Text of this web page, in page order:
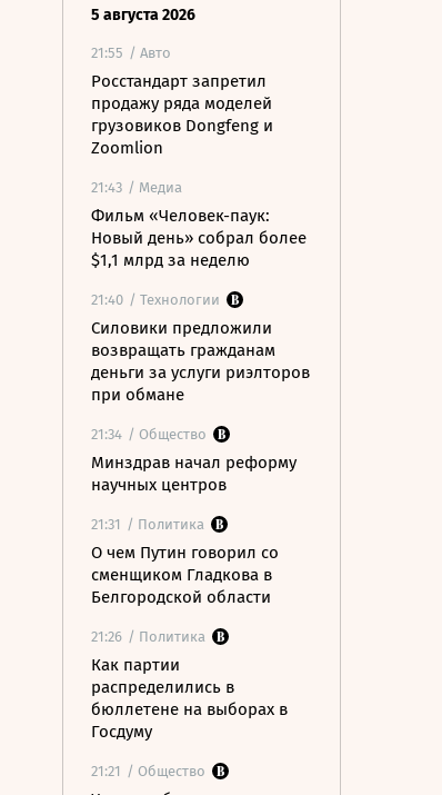
5 августа 2026
21:55 / Авто
Росстандарт запретил
продажу ряда моделей
грузовиков Dongfeng и
Zoomlion
21:43 / Медиа
Фильм «Человек-паук:
Новый день» собрал более
$1,1 млрд за неделю
21:40 / Технологии
Силовики предложили
возвращать гражданам
деньги за услуги риэлторов
при обмане
21:34 / Общество
Минздрав начал реформу
научных центров
21:31 / Политика
О чем Путин говорил со
сменщиком Гладкова в
Белгородской области
21:26 / Политика
Как партии
распределились в
бюллетене на выборах в
Госдуму
21:21 / Общество